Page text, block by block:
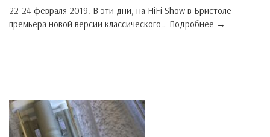
22-24 февраля 2019. В эти дни, на HiFi Show в Бристоле –
премьера новой версии классического… Подробнее →